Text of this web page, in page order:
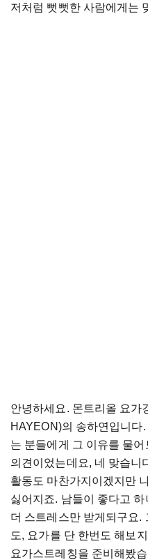
저처럼 뻣뻣한 사람에게는
안녕하세요. 몬트리올 요가
HAYEON)의 송하연입니다
는 분들에게 그 이유를 물어
의견이었는데요, 네 맞습니
활동도 마찬가지이겠지만
싫어지죠. 남들이 좋다고
더 스트레스만 받게되구요.
도, 요가를 단 한번도 해보
요가스트레칭을 준비해봤